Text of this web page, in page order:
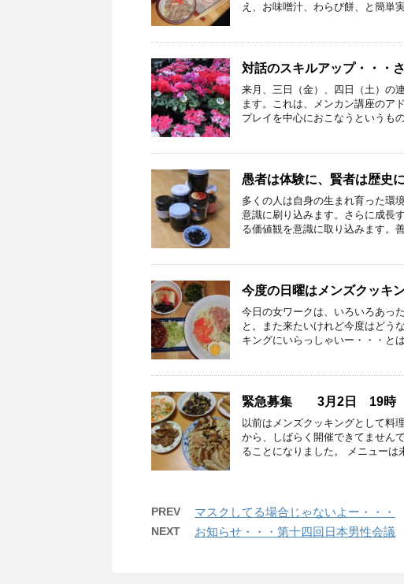
え、お味噌汁、わらび餅、と簡単
対話のスキルアップ・・・
来月、三日（金）、四日（土）の
ます。これは、メンカン講座のア
プレイを中心におこなうというも
愚者は体験に、賢者は歴史
多くの人は自身の生まれ育った環
意識に刷り込みます。さらに成長
る価値観を意識に取り込みます。
今度の日曜はメンズクッキ
今日の女ワークは、いろいろあっ
と。また来たいけれど今度はどう
キングにいらっしゃいー・・・と
緊急募集 3月2日 19時
以前はメンズクッキングとして料
から、しばらく開催できてません
ることになりました。 メニューは
PREV マスクしてる場合じゃないよー・・・
NEXT お知らせ・・・第十四回日本男性会議